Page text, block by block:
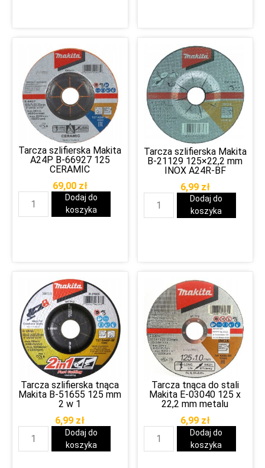
Tarcza szlifierska Makita
A24P B-66927 125
CERAMIC
69,00 zł
Dodaj do
koszyka
Tarcza szlifierska Makita
B-21129 125×22,2 mm
INOX A24R-BF
6,99 zł
Dodaj do
koszyka
Tarcza szlifierska tnąca
Makita B-51655 125 mm
2 w 1
6,99 zł
Dodaj do
koszyka
Tarcza tnąca do stali
Makita E-03040 125 x
22,2 mm metalu
6,99 zł
Dodaj do
koszyka